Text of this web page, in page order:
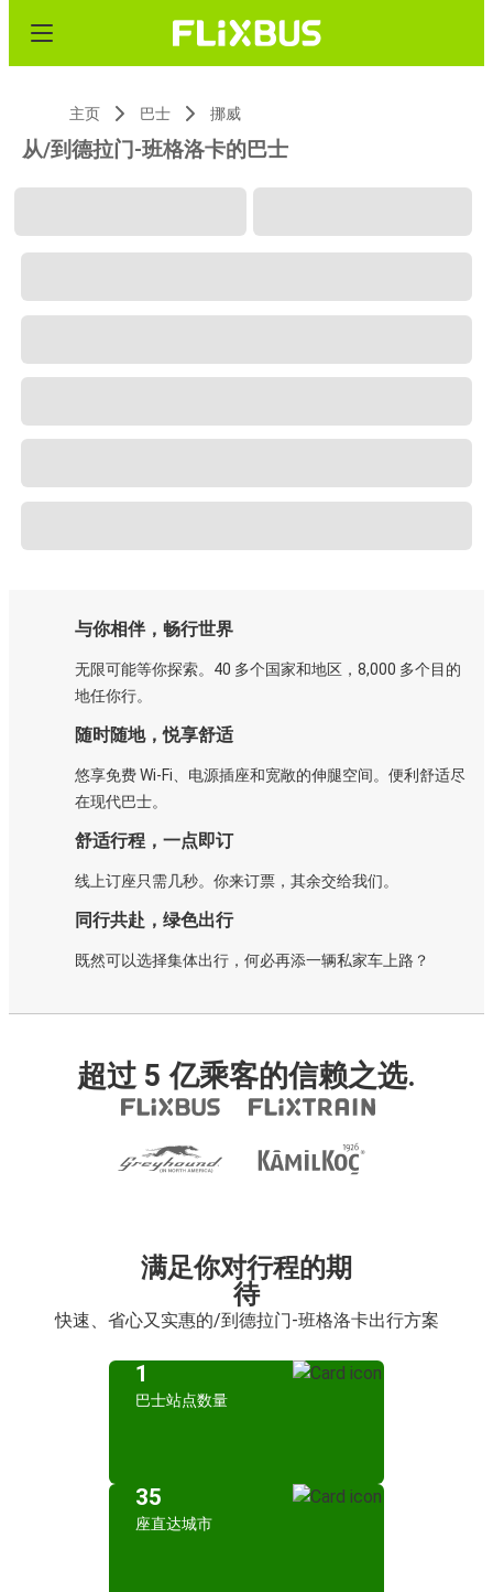
主页 巴士 挪威
从/到德拉门-班格洛卡的巴士
与你相伴，畅行世界
无限可能等你探索。40 多个国家和地区，8,000 多个目的
地任你行。
随时随地，悦享舒适
悠享免费 Wi-Fi、电源插座和宽敞的伸腿空间。便利舒适尽
在现代巴士。
舒适行程，一点即订
线上订座只需几秒。你来订票，其余交给我们。
同行共赴，绿色出行
既然可以选择集体出行，何必再添一辆私家车上路？
超过 5 亿乘客的信赖之选.
满足你对行程的期
待
快速、省心又实惠的/到德拉门-班格洛卡出行方案
1
巴士站点数量
35
座直达城市